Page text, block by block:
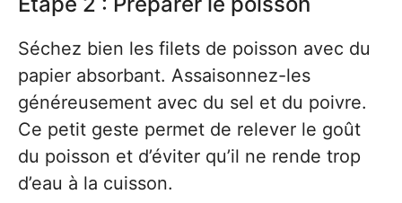
Séchez bien les filets de poisson avec du
papier absorbant. Assaisonnez-les
généreusement avec du sel et du poivre.
Ce petit geste permet de relever le goût
du poisson et d’éviter qu’il ne rende trop
d’eau à la cuisson.